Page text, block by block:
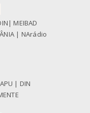
| MEIBAD
| NArádio
| DIN